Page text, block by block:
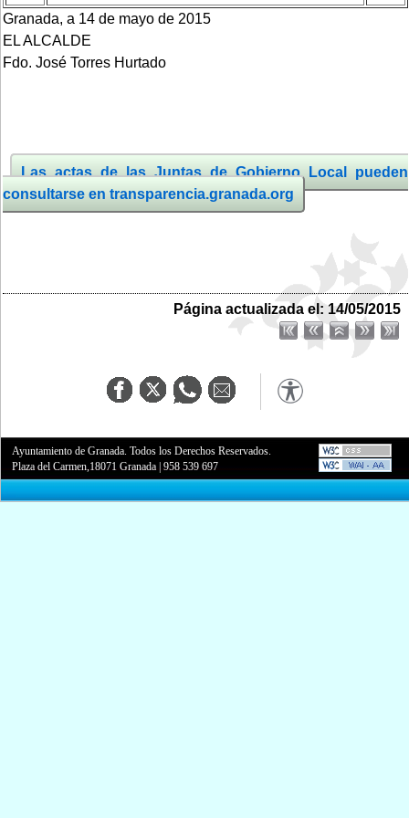
Granada, a 14 de mayo de 2015
EL ALCALDE
Fdo. José Torres Hurtado
Las actas de las Juntas de Gobierno Local pueden
consultarse en transparencia.granada.org
Página actualizada el: 14/05/2015
Ayuntamiento de Granada. Todos los Derechos Reservados.
Plaza del Carmen,18071 Granada |958 539 697